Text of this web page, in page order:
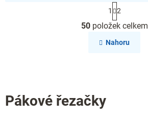
O
v
l
S
t
r
á
n
1 2
50položek celkem
Nahoru
Pákové řezačky